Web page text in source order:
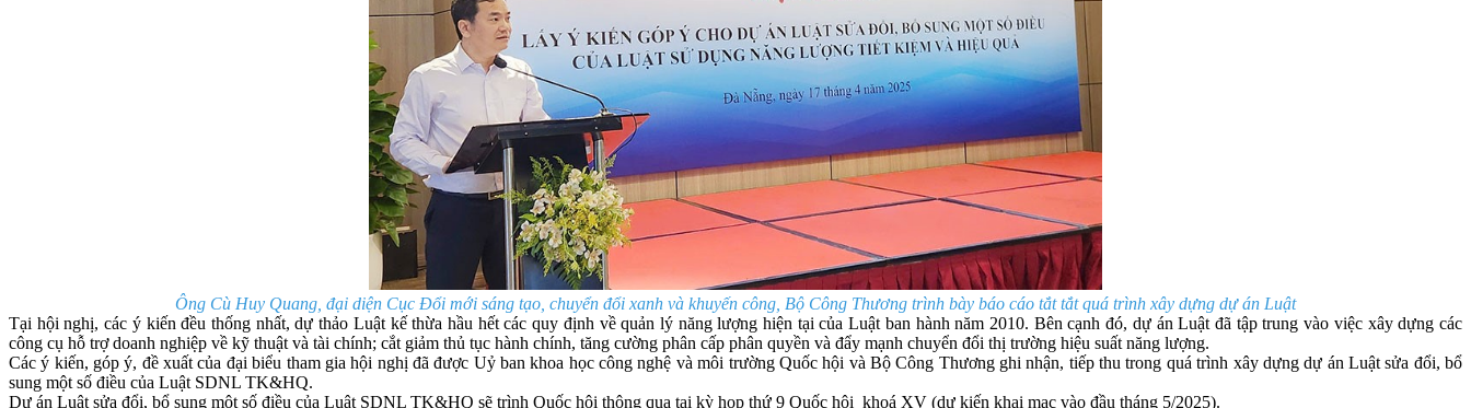
Ông Cù Huy Quang, đại diện Cục Đổi mới sáng tạo, chuyển đổi xanh và khuyến công, Bộ Công Thương trình bày báo cáo tắt tắt quá trình xây dựng dự án Luật
Tại hội nghị, các ý kiến đều thống nhất, dự thảo Luật kế thừa hầu hết các quy định về quản lý năng lượng hiện tại của Luật ban hành năm 2010. Bên cạnh đó, dự án Luật đã tập trung vào việc xây dựng các
công cụ hỗ trợ doanh nghiệp về kỹ thuật và tài chính; cắt giảm thủ tục hành chính, tăng cường phân cấp phân quyền và đẩy mạnh chuyển đổi thị trường hiệu suất năng lượng.
Các ý kiến, góp ý, đề xuất của đại biểu tham gia hội nghị đã được Uỷ ban khoa học công nghệ và môi trường Quốc hội và Bộ Công Thương ghi nhận, tiếp thu trong quá trình xây dựng dự án Luật sửa đổi, bổ
sung một số điều của Luật SDNL TK&HQ.
Dự án Luật sửa đổi, bổ sung một số điều của Luật SDNL TK&HQ sẽ trình Quốc hội thông qua tại kỳ họp thứ 9 Quốc hội khoá XV (dự kiến khai mạc vào đầu tháng 5/2025).